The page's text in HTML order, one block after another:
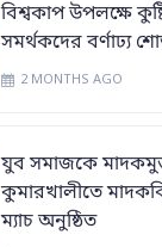
বিশ্বকাপ উপলক্ষে
সমর্থকদের বর্ণাঢ্য
2 MONTHS AGO
যুব সমাজকে
কুমারখালীতে
ম্যাচ অনুষ্ঠিত